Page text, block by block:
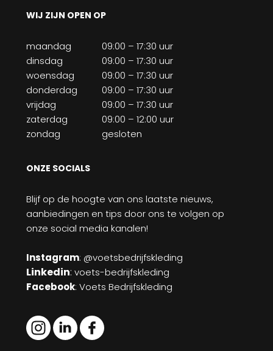
WIJ ZIJN OPEN OP
maandag
09:00 – 17:30 uur
dinsdag
09:00 – 17:30 uur
woensdag
09:00 – 17:30 uur
donderdag
09:00 – 17:30 uur
vrijdag
09:00 – 17:30 uur
zaterdag
09:00 – 12:00 uur
zondag
gesloten
ONZE SOCIALS
Blijf op de hoogte van ons laatste nieuws,
aanbiedingen en tips door ons te volgen op
onze social media kanalen!
Instagram: @voetsbedrijfskleding
Linkedin: voets-bedrijfskleding
Facebook: Voets Bedrijfskleding